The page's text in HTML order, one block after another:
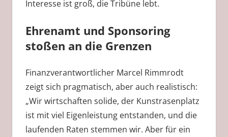
Interesse ist groß, die Tribüne lebt.
Ehrenamt und Sponsoring
stoßen an die Grenzen
Finanzverantwortlicher Marcel Rimmrodt
zeigt sich pragmatisch, aber auch realistisch:
„Wir wirtschaften solide, der Kunstrasenplatz
ist mit viel Eigenleistung entstanden, und die
laufenden Raten stemmen wir. Aber für ein